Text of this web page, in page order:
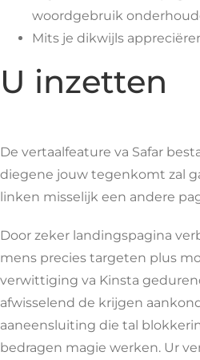
woordgebruik
Mits je dikwijls
U inzetten
De vertaalfeature va Safar
diegene jouw tegenkomt zal
linken misselijk een andere
Door zeker landingspagina
mens precies targeten plus
verwittiging va Kinsta
afwisselend de krijgen
aaneensluiting die tal
bedragen magie werken. Ur